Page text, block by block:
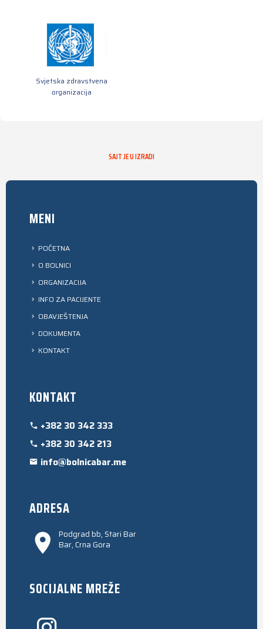
Svjetska zdravstvena
organizacija
SAJT JE U IZRADI
MENI
POČETNA
O BOLNICI
ORGANIZACIJA
INFO ZA PACIJENTE
OBAVJEŠTENJA
DOKUMENTA
KONTAKT
KONTAKT
+382 30 342 333
+382 30 342 213
info@bolnicabar.me
ADRESA
Podgrad bb, Stari Bar
Bar, Crna Gora
SOCIJALNE MREŽE